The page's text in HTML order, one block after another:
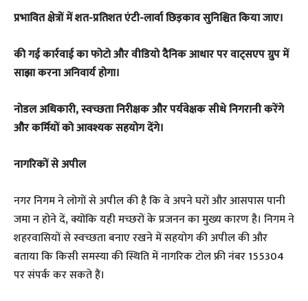
प्रभावित क्षेत्रों में शत-प्रतिशत एंटी-लार्वा छिड़काव सुनिश्चित किया जाए।
की गई कार्रवाई का फोटो और वीडियो दैनिक आधार पर वाट्सएप ग्रुप में
साझा करना अनिवार्य होगा।
नोडल अधिकारी, स्वच्छता निरीक्षक और पर्यवेक्षक सीधे निगरानी करेंगे
और कर्मियों को आवश्यक सहयोग देंगे।
नागरिकों से अपील
नगर निगम ने लोगों से अपील की है कि वे अपने घरों और आसपास पानी
जमा न होने दें, क्योंकि यही मच्छरों के प्रजनन का मुख्य कारण है। निगम ने
शहरवासियों से स्वच्छता बनाए रखने में सहयोग की अपील की और
बताया कि किसी समस्या की स्थिति में नागरिक टोल फ्री नंबर 155304
पर संपर्क कर सकते हैं।